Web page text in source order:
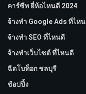
คาร์ซีท ยี่ห้อไหนดี 2024
จ้างทํา Google Ads ที่ไห
จ้างทํา SEO ที่ไหนดี
จ้างทําเว็บไซต์ ที่ไหนดี
ฉีดโบท็อก ชลบุรี
ช้อปปิ้ง